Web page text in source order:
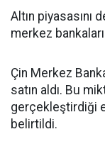
Altın
merkez
Çin Merkez
satın aldı. Bu
gerçekleştirdiği
belirtildi.